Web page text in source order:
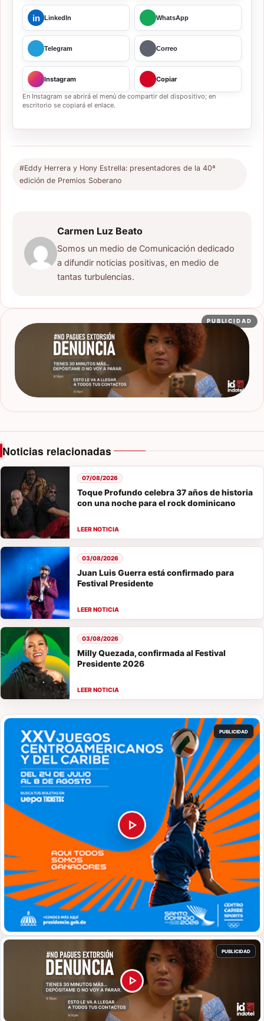
in LinkedIn WhatsApp
Telegram Correo
Instagram Copiar
En Instagram se abrirá el menú de compartir del dispositivo; en
escritorio se copiará el enlace.
#Eddy Herrera y Hony Estrella: presentadores de la 40ª
edición de Premios Soberano
Carmen Luz Beato
Somos un medio de Comunicación dedicado
a difundir noticias positivas, en medio de
tantas turbulencias.
PUBLICIDAD
Noticias relacionadas
Toque Profundo celebra 37 años de historia
con una noche para el rock dominicano
07/08/2026
Juan Luis Guerra está confirmado para
Festival Presidente
03/08/2026
Milly Quezada, confirmada al Festival
Presidente 2026
03/08/2026